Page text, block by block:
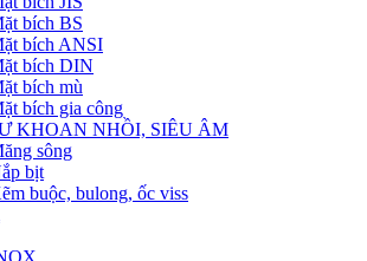
bích BS
bích ANSI
bích DIN
bích mù
bích gia công
KHOAN NHỒI, SIÊU ÂM
sông
bịt
buộc, bulong, ốc viss